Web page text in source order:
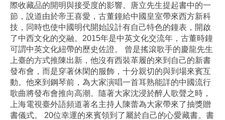
際收藏品的開明與接受度的影響。唐立先生提起書中的一
節，說道由於帝王喜愛，古董鐘給中國皇室帶來西方新科
技，同時也使中國明代開始設計有自己特色的鐘表，開啟
了中西文化的交融。2015年是中英文化交流年，古董時鐘
可謂中英文化紐帶的歷史佐證。 曾是搖滾歌手的慶龍先生
上臺的方式推陳出新，他沒有西裝革履的來到自己的新書
發布會，而是穿著休閑的服飾，十分親切的與到場來賓互
動。他來到鋼琴前，為大家演唱一首耳熟能詳的中國流行
歌曲將發布會推向高潮。隨著大家沈浸於醉人歌聲之時，
上海電視臺外語頻道著名主持人陳蕾為大家帶來了抽獎贈
書儀式。 20位幸運的來賓領到了屬於自己的心愛藏書。書